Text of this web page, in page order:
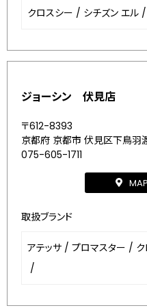
クロスシー / シチズン エル /
ジョーシン 伏見店
〒612-8393
京都府 京都市 伏見区下鳥羽
075-605-1711
取扱ブランド
アテッサ / プロマスター /
/